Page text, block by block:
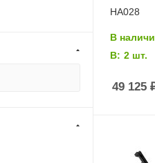
HA028
В
В: 2 шт.
49 125